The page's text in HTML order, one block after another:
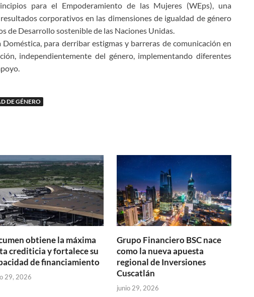
para el Empoderamiento de las Mujeres (WEps), una
corporativos en las dimensiones de igualdad de género
de Desarrollo sostenible de las Naciones Unidas.
para derribar estigmas y barreras de comunicación en
independientemente del género, implementando diferentes
DE GÉNERO
obtiene la máxima
crediticia y fortalece su
de financiamiento
29, 2026
Grupo Financiero BSC nace
como la nueva apuesta
regional de Inversiones
Cuscatlán
junio 29, 2026